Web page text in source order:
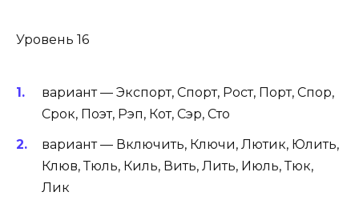
Уровень 16
вариант — Экспорт, Спорт, Рост, Порт, Спор,
Срок, Поэт, Рэп, Кот, Сэр, Сто
вариант — Включить, Ключи, Лютик, Юлить,
Клюв, Тюль, Киль, Вить, Лить, Июль, Тюк,
Лик